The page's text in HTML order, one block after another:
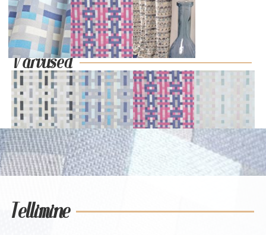
Värvused
Tellimine